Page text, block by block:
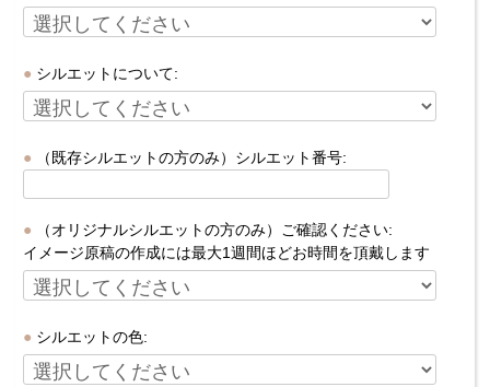
シルエットについて:
（既存シルエットの方のみ）シルエット番号:
（オリジナルシルエットの方のみ）ご確認ください:
イメージ原稿の作成には最大1週間ほどお時間を頂戴します
シルエットの色: